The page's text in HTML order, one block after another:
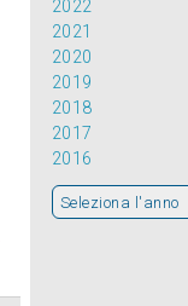
2022
2021
2020
2019
2018
2017
2016